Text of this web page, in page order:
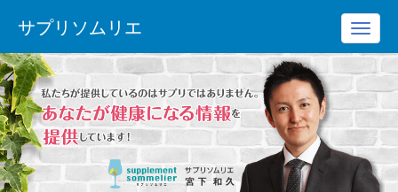
サプリソムリエ